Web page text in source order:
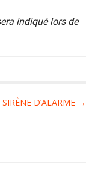
indiqué lors de
SIRÈNE D’ALARME →